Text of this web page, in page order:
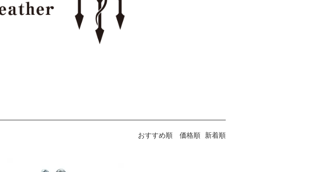
おすすめ順 価格順 新着順